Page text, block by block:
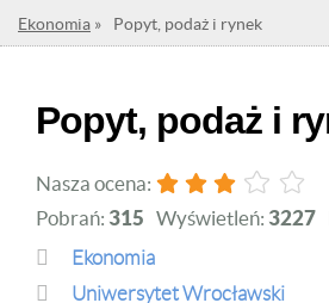
Ekonomia » Popyt, podaż i rynek
Popyt, podaż i
Nasza ocena:
Pobrań: 315 Wyświetleń: 3227
Ekonomia
Uniwersytet Wrocławski